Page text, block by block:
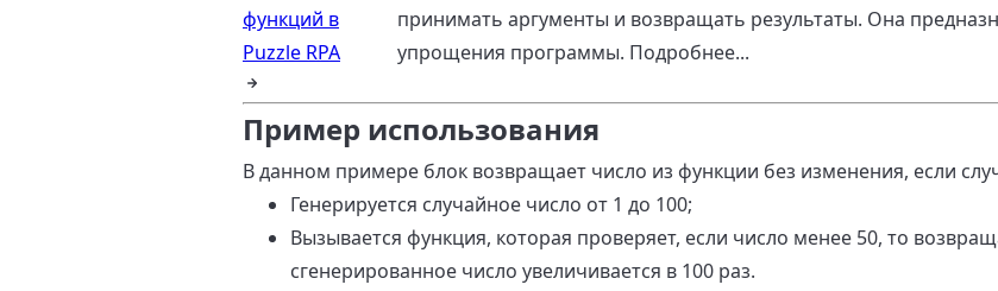
функций в
Puzzle RPA
принимать аргументы и возвращать результаты. Она
упрощения программы. Подробнее...
Пример использования
В данном примере блок возвращает число из функции без изменения, если
Генерируется случайное число от 1 до 100;
Вызывается функция, которая проверяет, если число менее 50, то
сгенерированное число увеличивается в 100 раз.